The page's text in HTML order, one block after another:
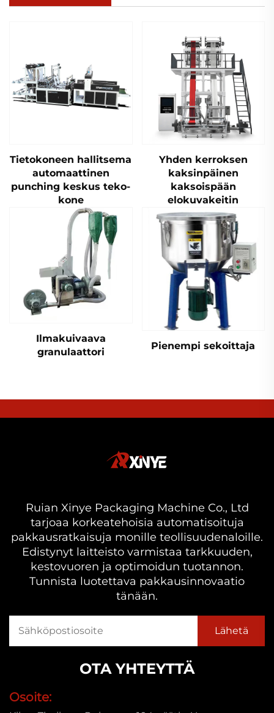
Tietokoneen hallitsema
automaattinen
punching keskus teko-
kone
Yhden kerroksen
kaksinpäinen
kaksoispään
elokuvakeitin
Ilmakuivaava
granulaattori
Pienempi sekoittaja
Ruian Xinye Packaging Machine Co., Ltd
tarjoaa korkeatehoisia automatisoituja
pakkausratkaisuja monille teollisuudenaloille.
Edistynyt laitteisto varmistaa tarkkuuden,
kestovuoren ja optimoidun tuotannon.
Tunnista luotettava pakkausinnovaatio
tänään.
OTA YHTEYTTÄ
Osoite: